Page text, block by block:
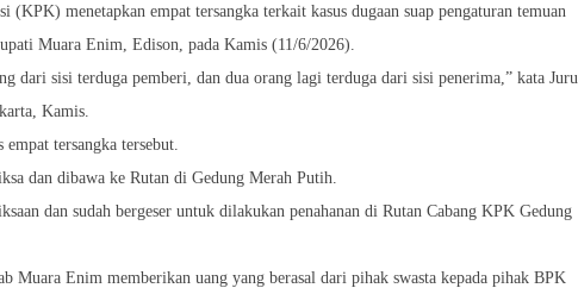
(KPK) menetapkan empat tersangka terkait kasus dugaan suap pengaturan temuan
Muara Enim, Edison, pada Kamis (11/6/2026).
dari sisi terduga pemberi, dan dua orang lagi terduga dari sisi penerima,” kata Juru
Kamis.
tersangka tersebut.
dan dibawa ke Rutan di Gedung Merah Putih.
dan sudah bergeser untuk dilakukan penahanan di Rutan Cabang KPK Gedung
Muara Enim memberikan uang yang berasal dari pihak swasta kepada pihak BPK